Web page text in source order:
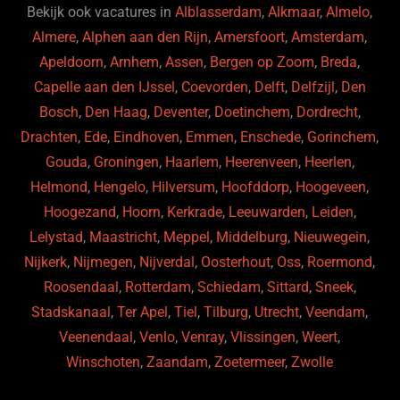
o
k
Bekijk ook vacatures inAlblasserdam,Alkmaar,Almelo,
Almere,Alphen aan den Rijn,Amersfoort,Amsterdam,
Apeldoorn,Arnhem,Assen, Bergen op Zoom, Breda,
Capelle aan den IJssel, Coevorden, Delft, Delfzijl, Den
Bosch, Den Haag, Deventer, Doetinchem, Dordrecht,
Drachten, Ede, Eindhoven, Emmen, Enschede, Gorinchem,
Gouda, Groningen, Haarlem, Heerenveen, Heerlen,
Helmond, Hengelo, Hilversum, Hoofddorp, Hoogeveen,
Hoogezand, Hoorn, Kerkrade, Leeuwarden, Leiden,
Lelystad, Maastricht, Meppel, Middelburg, Nieuwegein,
Nijkerk, Nijmegen, Nijverdal, Oosterhout, Oss, Roermond,
Roosendaal, Rotterdam, Schiedam, Sittard, Sneek,
Stadskanaal,Ter Apel,Tiel,Tilburg, Utrecht,Veendam,
Veenendaal,Venlo,Venray,Vlissingen,Weert,
Winschoten,Zaandam,Zoetermeer,Zwolle